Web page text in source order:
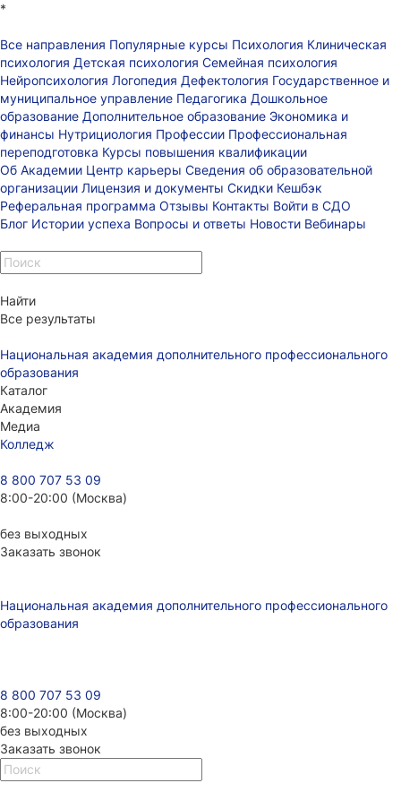
*
Все направления Популярные курсы Психология Клиническая
психология Детская психология Семейная психология
Нейропсихология Логопедия Дефектология Государственное и
муниципальное управление Педагогика Дошкольное
образование Дополнительное образование Экономика и
финансы Нутрициология Профессии Профессиональная
переподготовка Курсы повышения квалификации
Об Академии Центр карьеры Сведения об образовательной
организации Лицензия и документы Скидки Кешбэк
Реферальная программа Отзывы Контакты Войти в СДО
Блог Истории успеха Вопросы и ответы Новости Вебинары
Найти
Все результаты
Национальная академия дополнительного профессионального
образования
Каталог
Академия
Медиа
Колледж
8 800 707 53 09
8:00-20:00 (Москва)
без выходных
Заказать звонок
Национальная академия дополнительного профессионального
образования
8 800 707 53 09
8:00-20:00 (Москва)
без выходных
Заказать звонок